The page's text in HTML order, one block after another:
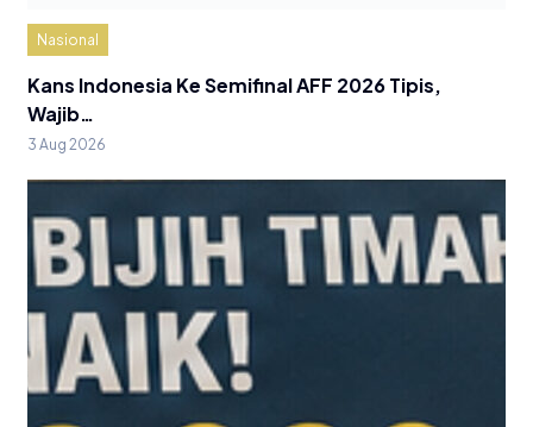
Nasional
Kans Indonesia Ke Semifinal AFF 2026 Tipis,
Wajib…
3 Aug 2026